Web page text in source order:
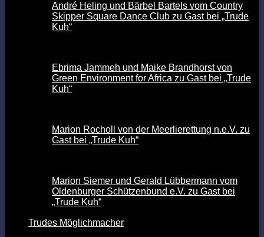
André Heling und Bärbel Bartels vom Country
Skipper Square Dance Club zu Gast bei „Trude
Kuh“
Ebrima Jammeh und Maike Brandhorst von
Green Environment for Africa zu Gast bei „Trude
Kuh“
Marion Rocholl von der Meerlierettung n.e.V. zu
Gast bei „Trude Kuh“
Marion Siemer und Gerald Lübbermann vom
Oldenburger Schützenbund e.V. zu Gast bei
„Trude Kuh“
Trudes Möglichmacher